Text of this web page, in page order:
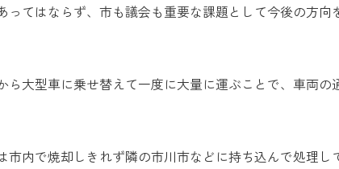
てはならず、市も議会も重要な課題として今後の方向
大型車に乗せ替えて一度に大量に運ぶことで、車両の
内で焼却しきれず隣の市川市などに持ち込んで処理し